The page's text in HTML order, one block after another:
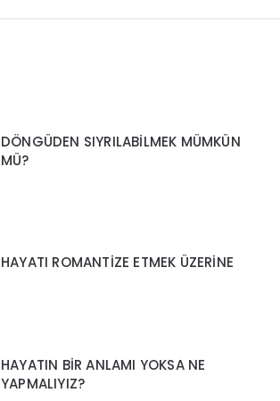
DÖNGÜDEN SIYRILABİLMEK MÜMKÜN
MÜ?
HAYATI ROMANTİZE ETMEK ÜZERİNE
HAYATIN BİR ANLAMI YOKSA NE
YAPMALIYIZ?